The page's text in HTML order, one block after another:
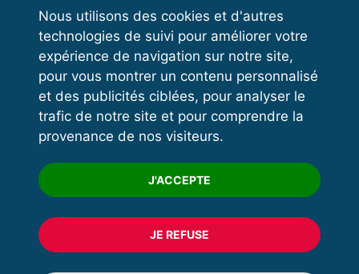
Nous utilisons des cookies et d'autres
technologies de suivi pour améliorer votre
expérience de navigation sur notre site,
pour vous montrer un contenu personnalisé
et des publicités ciblées, pour analyser le
trafic de notre site et pour comprendre la
provenance de nos visiteurs.
J'ACCEPTE
JE REFUSE
VOS ESPACES
Espace dirigeant
Espace licencié
Trouver un club
Formation
© 2020 FFFORCE Tous droits réservés